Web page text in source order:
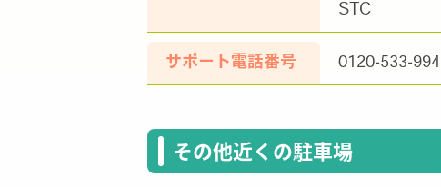
STC
サポート電話番号 0120-533-994
その他近くの駐車場